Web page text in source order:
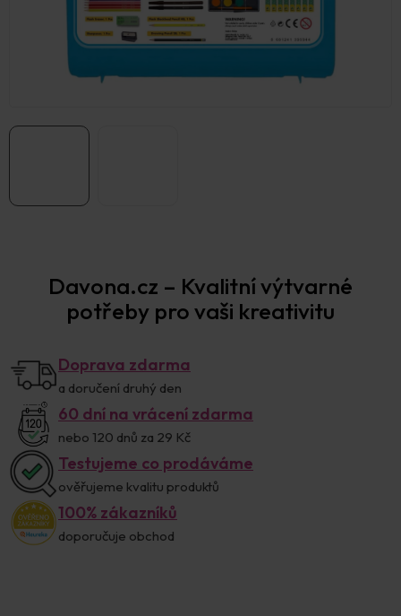
Davona.cz – Kvalitní výtvarné
potřeby pro vaši kreativitu
Doprava zdarma
a doručení druhý den
60 dní na vrácení zdarma
nebo 120 dnů za 29 Kč
Testujeme co prodáváme
ověřujeme kvalitu produktů
100% zákazníků
doporučuje obchod